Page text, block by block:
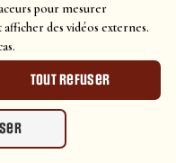
pour mesurer
des vidéos externes.
Tout refuser